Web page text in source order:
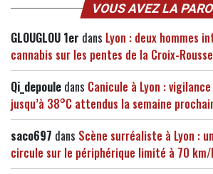
VOUS AVEZ LA
GLOUGLOU 1er dans Lyon : deux hommes
cannabis sur les pentes de la Croix-Rousse
Qi_depoule dans Canicule à Lyon :
jusqu’à 38°C attendus la semaine
saco697 dans Scène surréaliste à Lyon :
circule sur le périphérique limité à 70 km/